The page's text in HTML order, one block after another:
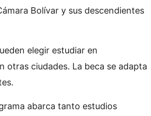
Bolívar y sus descendientes
elegir estudiar en
otras ciudades. La beca se adapta
abarca tanto estudios